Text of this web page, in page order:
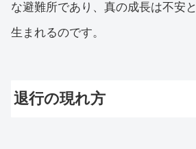
な避難所であり、真の成長は不安
生まれるのです。
退行の現れ方